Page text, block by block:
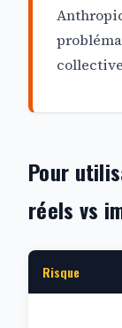
Pour
réels vs
Risque